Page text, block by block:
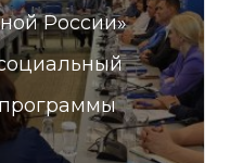
России»